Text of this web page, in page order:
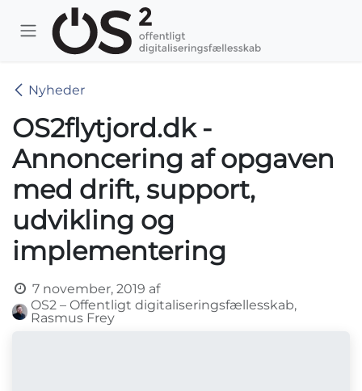
Skip to Content
Nyheder
OS2flytjord.dk -
Annoncering af opgaven
med drift, support,
udvikling og
implementering
7 november, 2019 af
OS2 – Offentligt digitaliseringsfællesskab,
Rasmus Frey